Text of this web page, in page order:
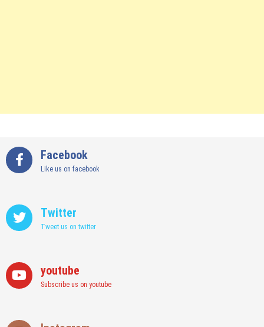
Facebook
Like us on facebook
Twitter
Tweet us on twitter
youtube
Subscribe us on youtube